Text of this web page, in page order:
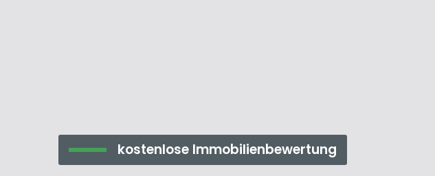
kostenlose Immobilienbewertung